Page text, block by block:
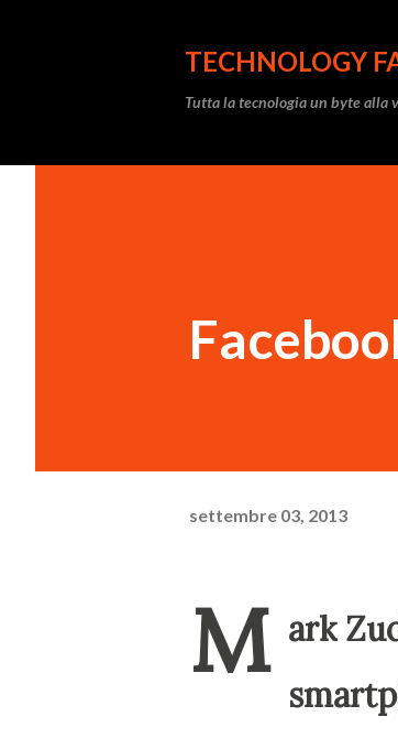
TECHNOLOGY
Tutta la tecnologia un byte alla
settembre 03, 2013
M ark